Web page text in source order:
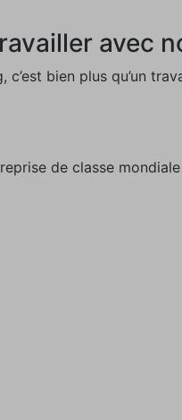
avec
bien plus qu’un
de classe